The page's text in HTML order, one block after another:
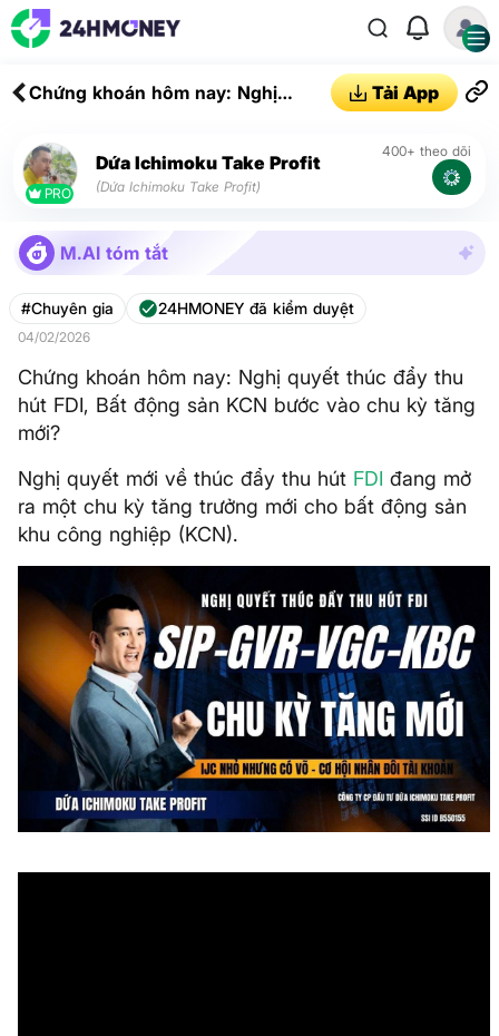
Chứng khoán hôm nay: Nghị
động sản KCN bước vào chu kỳ
tăng mới?
Tải App
PRO
Dứa Ichimoku Take Profit
(Dứa Ichimoku Take Profit)
400+ theo dõi
M.AI tóm tắt
#Chuyên gia 24HMONEY đã kiểm duyệt
04/02/2026
Chứng khoán hôm nay: Nghị quyết thúc đẩy thu
hút FDI, Bất động sản KCN bước vào chu kỳ tăng
mới?
Nghị quyết mới về thúc đẩy thu hút FDI đang mở
ra một chu kỳ tăng trưởng mới cho bất động sản
khu công nghiệp (KCN).